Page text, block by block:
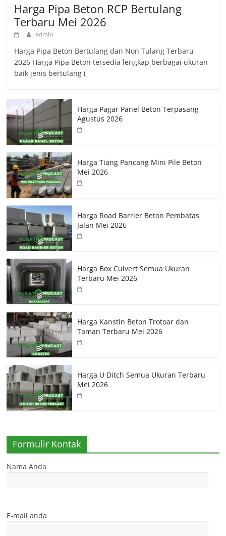
Harga Pipa Beton RCP Bertulang
Terbaru Mei 2026
admin
Harga Pipa Beton Bertulang dan Non Tulang Terbaru
2026 Harga Pipa Beton tersedia lengkap berbagai ukuran
baik jenis bertulang (
Harga Pagar Panel Beton Terpasang
Agustus 2026
Harga Tiang Pancang Mini Pile Beton
Mei 2026
Harga Road Barrier Beton Pembatas
Jalan Mei 2026
Harga Box Culvert Semua Ukuran
Terbaru Mei 2026
Harga Kanstin Beton Trotoar dan
Taman Terbaru Mei 2026
Harga U Ditch Semua Ukuran Terbaru
Mei 2026
Formulir Kontak
Nama Anda
E-mail anda